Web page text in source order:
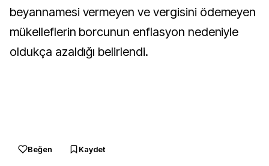
beyannamesi vermeyen ve vergisini ödemeyen
mükelleflerin borcunun enflasyon nedeniyle
oldukça azaldığı belirlendi.
Beğen Kaydet